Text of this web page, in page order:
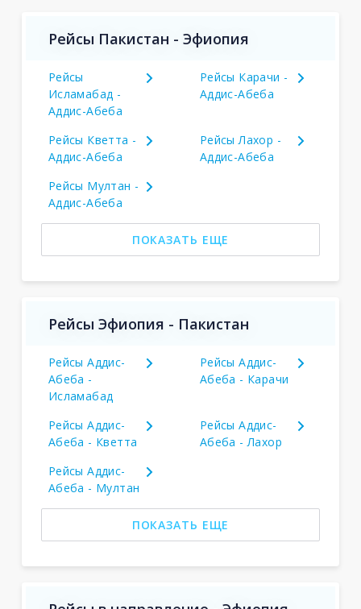
Рейсы Пакистан - Эфиопия
Рейсы
Исламабад -
Аддис-Абеба
Рейсы Карачи -
Аддис-Абеба
Рейсы Кветта -
Аддис-Абеба
Рейсы Лахор -
Аддис-Абеба
Рейсы Мултан -
Аддис-Абеба
ПОКАЗАТЬ ЕЩЕ
Рейсы Эфиопия - Пакистан
Рейсы Аддис-
Абеба -
Исламабад
Рейсы Аддис-
Абеба - Карачи
Рейсы Аддис-
Абеба - Кветта
Рейсы Аддис-
Абеба - Лахор
Рейсы Аддис-
Абеба - Мултан
ПОКАЗАТЬ ЕЩЕ